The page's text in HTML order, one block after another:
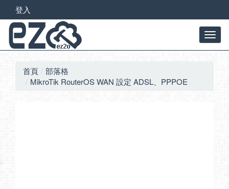
登入
首頁
部落格
MikroTik RouterOS WAN 設定 ADSL、PPPOE